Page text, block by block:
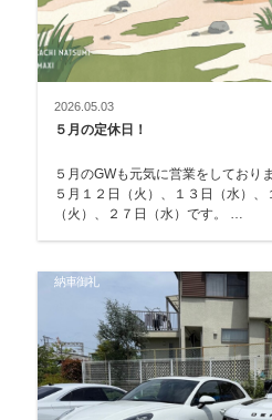
2026.05.03
５月の定休日！
５月のGWも元気に営業をしております！ ５月の定休日
５月１２日（火）、１３日（水）、
納車御礼